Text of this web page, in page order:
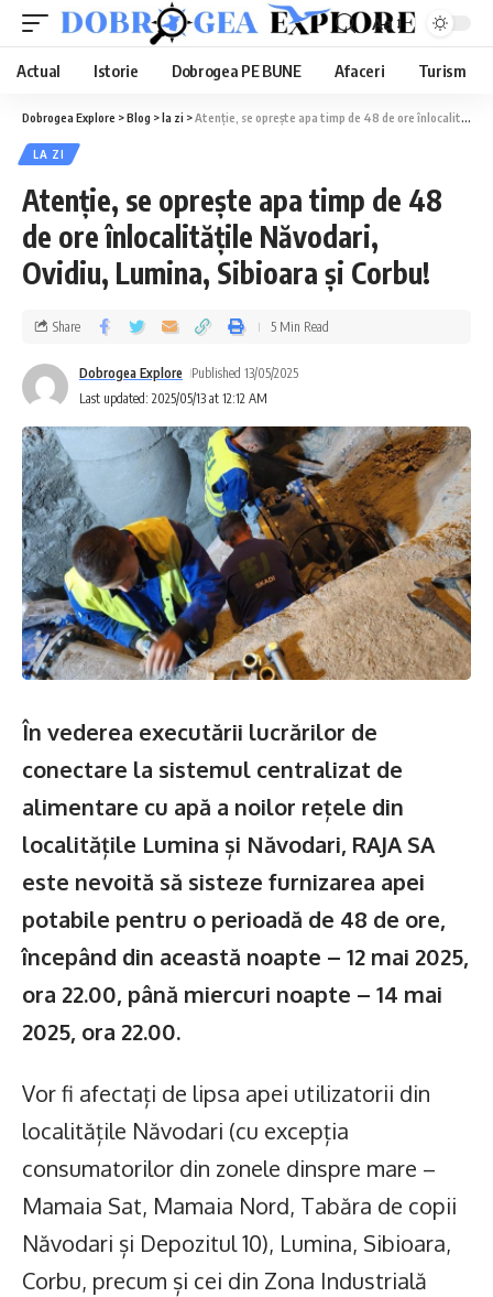
Aa
Actual Istorie Dobrogea PE BUNE Afaceri Turism
Dobrogea Explore >Blog >la zi >Atenție, se oprește apa timp de 48 de ore înlocalitățile Năvodari, Ovidiu, Lumina, Sibioara și Corbu!
LA ZI
Atenție, se oprește apa timp de 48
de ore înlocalitățile Năvodari,
Ovidiu, Lumina, Sibioara și Corbu!
Last updated: 2025/05/13 at 12:12 AM
Dobrogea Explore Published 13/05/2025
Share 5 Min Read
În vederea executării lucrărilor de
conectare la sistemul centralizat de
alimentare cu apă a noilor rețele din
localitățile Lumina și Năvodari, RAJA SA
este nevoită să sisteze furnizarea apei
potabile pentru o perioadă de 48 de ore,
începând din această noapte – 12 mai 2025,
ora 22.00, până miercuri noapte – 14 mai
2025, ora 22.00.
Vor fi afectați de lipsa apei utilizatorii din
localitățile Năvodari (cu excepția
consumatorilor din zonele dinspre mare –
Mamaia Sat, Mamaia Nord, Tabăra de copii
Năvodari și Depozitul 10), Lumina, Sibioara,
Corbu, precum și cei din Zona Industrială